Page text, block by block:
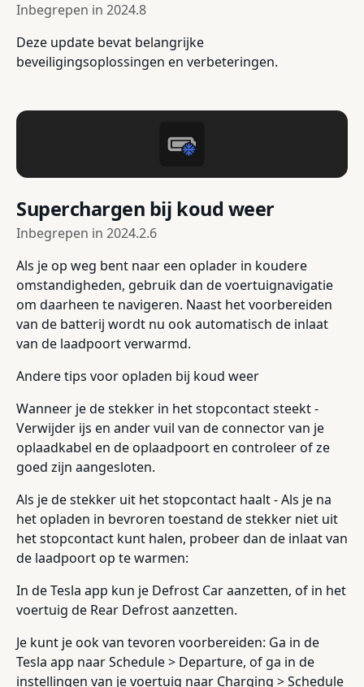
Inbegrepen in 2024.8
Deze update bevat belangrijke
beveiligingsoplossingen en verbeteringen.
Superchargen bij koud weer
Inbegrepen in 2024.2.6
Als je op weg bent naar een oplader in koudere
omstandigheden, gebruik dan de voertuignavigatie
om daarheen te navigeren. Naast het voorbereiden
van de batterij wordt nu ook automatisch de inlaat
van de laadpoort verwarmd.
Andere tips voor opladen bij koud weer
Wanneer je de stekker in het stopcontact steekt -
Verwijder ijs en ander vuil van de connector van je
oplaadkabel en de oplaadpoort en controleer of ze
goed zijn aangesloten.
Als je de stekker uit het stopcontact haalt - Als je na
het opladen in bevroren toestand de stekker niet uit
het stopcontact kunt halen, probeer dan de inlaat van
de laadpoort op te warmen:
In de Tesla app kun je Defrost Car aanzetten, of in het
voertuig de Rear Defrost aanzetten.
Je kunt je ook van tevoren voorbereiden: Ga in de
Tesla app naar Schedule > Departure, of ga in de
instellingen van je voertuig naar Charging > Schedule